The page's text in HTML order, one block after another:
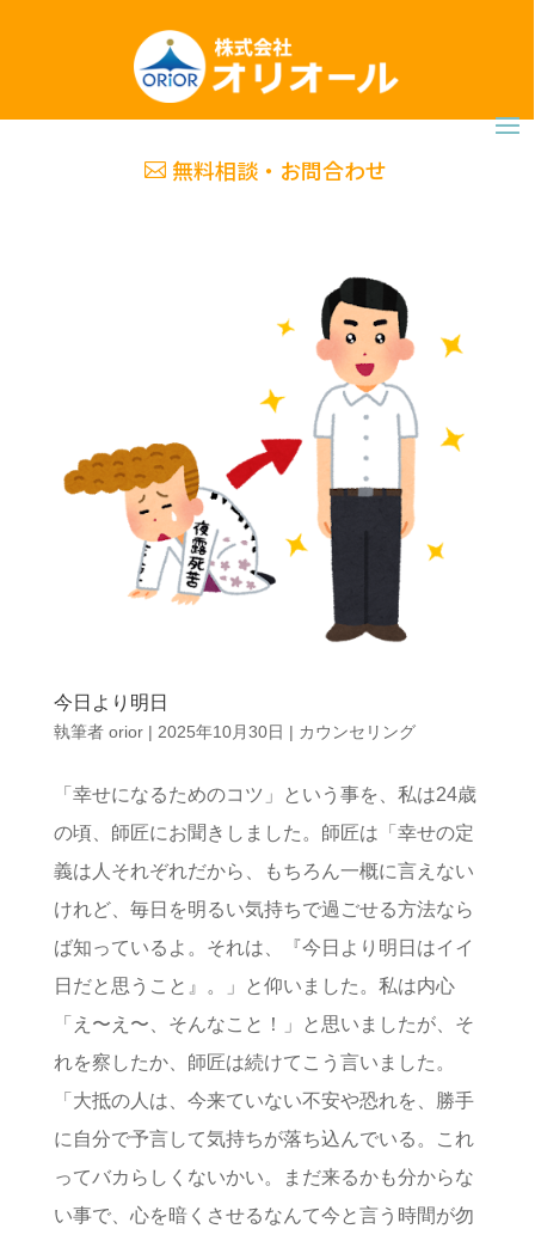
無料相談・お問合わせ
今日より明日
執筆者 orior| 2025年10月30日 | カウンセリング
「幸せになるためのコツ」という事を、私は24歳
の頃、師匠にお聞きしました。師匠は「幸せの定
義は人それぞれだから、もちろん一概に言えない
けれど、毎日を明るい気持ちで過ごせる方法なら
ば知っているよ。それは、『今日より明日はイイ
日だと思うこと』。」と仰いました。私は内心
「え〜え〜、そんなこと！」と思いましたが、そ
れを察したか、師匠は続けてこう言いました。
「大抵の人は、今来ていない不安や恐れを、勝手
に自分で予言して気持ちが落ち込んでいる。これ
ってバカらしくないかい。まだ来るかも分からな
い事で、心を暗くさせるなんて今と言う時間が勿